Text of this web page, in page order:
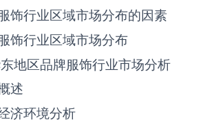
饰行业区域市场分布的因素
饰行业区域市场分布
地区品牌服饰行业市场分析
述
济环境分析